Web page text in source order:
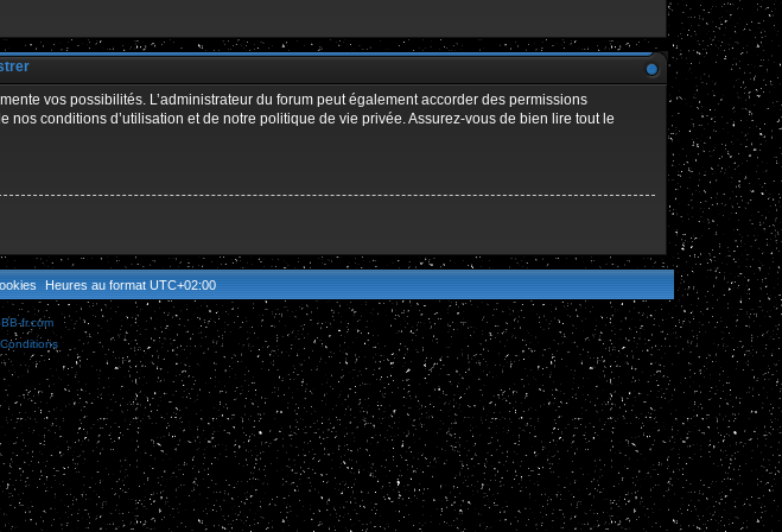
vos possibilités. L’administrateur du forum peut également accorder des permissions
conditions d’utilisation et de notre politique de vie privée. Assurez-vous de bien lire tout le
Heures au format UTC+02:00
fr.com
Conditions